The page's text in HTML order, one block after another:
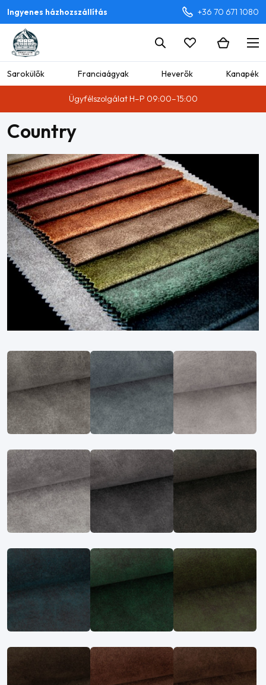
Ingyenes házhozszállítás +36 70 671 1080
Sarokülők Franciaágyak Heverők Kanapék
Ügyfélszolgálat H–P 09:00–15:00
Country